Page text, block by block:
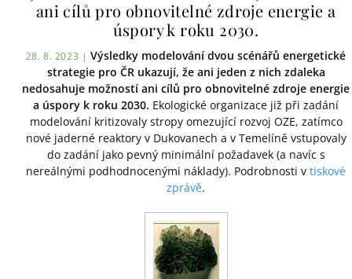
ani cílů pro obnovitelné zdroje energie a
úspory k roku 2030.
28. 8. 2023 | Výsledky modelování dvou scénářů energetické
strategie pro ČR ukazují, že ani jeden z nich zdaleka
nedosahuje možností ani cílů pro obnovitelné zdroje energie
a úspory k roku 2030. Ekologické organizace již při zadání
modelování kritizovaly stropy omezující rozvoj OZE, zatímco
nové jaderné reaktory v Dukovanech a v Temelíně vstupovaly
do zadání jako pevný minimální požadavek (a navíc s
nereálnými podhodnocenými náklady). Podrobnosti v tiskové
zprávě.